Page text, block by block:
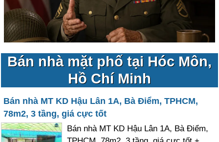
Bán nhà mặt phố tại Hóc Môn,
Hồ Chí Minh
Bán nhà MT KD Hậu Lân 1A, Bà Điểm, TPHCM,
78m2, 3 tầng, giá cực tốt
Bán nhà MT KD Hậu Lân 1A, Bà Điểm,